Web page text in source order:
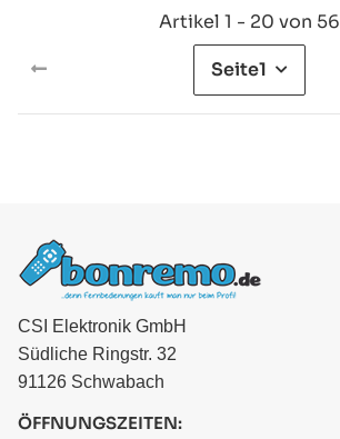
Artikel 1 - 20 von 56
Seite1
CSI Elektronik GmbH
Südliche Ringstr. 32
91126 Schwabach
ÖFFNUNGSZEITEN: